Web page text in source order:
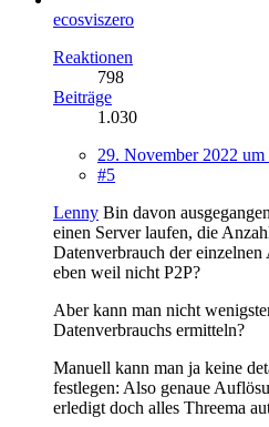
ecosviszero
Reaktionen
798
Beiträge
1.030
29. November 2022 um
#5
Lenny Bin davon
einen Server laufen, die
Datenverbrauch der
eben weil nicht P2P?
Aber kann man nicht
Datenverbrauchs ermitteln?
Manuell kann man ja keine
festlegen: Also genaue
erledigt doch alles Threema